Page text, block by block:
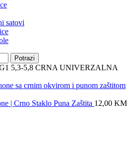
satovi
Potrazi
5,3-5,8 CRNA UNIVERZALNA
| Crno Staklo Puna Zaštita 12,00 KM